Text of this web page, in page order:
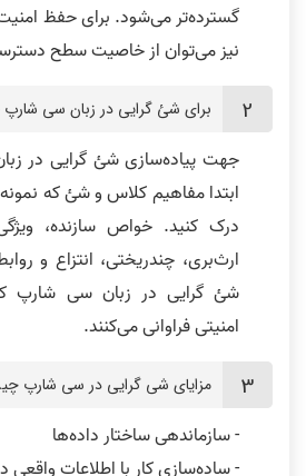
گسترده‌تر می‌شود. برای حفظ
نیز می‌توان از خاصیت سطح
برای شئ گرایی در زبان سی
جهت پیاده‌سازی شئ گرایی در
ابتدا مفاهیم کلاس و شئ که
درک کنید. خواص سازنده،
ارث‌بری، چندریختی، انتزاع و
شئ گرایی در زبان سی شارپ
امنیتی فراوانی می‌کنند.
مزایای شی گرایی در سی شارپ
- سازماندهی ساختار داده‌ها
- ساده‌سازی کار با اطلاعات واقعی